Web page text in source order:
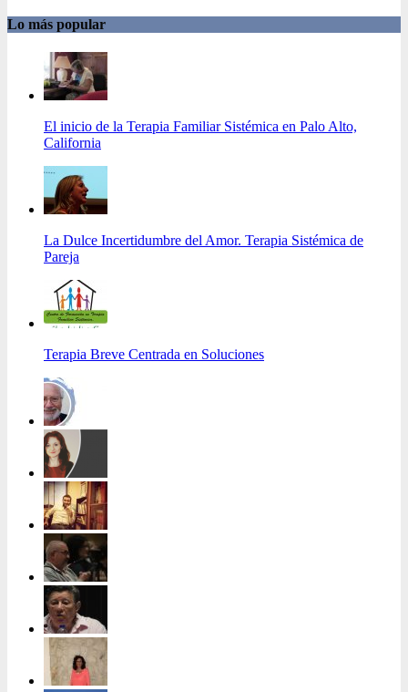
Lo más popular
El inicio de la Terapia Familiar Sistémica en Palo Alto,
California
La Dulce Incertidumbre del Amor. Terapia Sistémica de
Pareja
Terapia Breve Centrada en Soluciones